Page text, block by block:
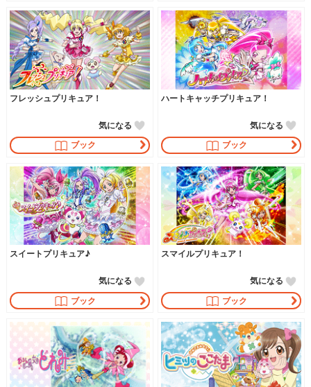
フレッシュプリキュア！
ブック
気になる
ハートキャッチプリキュア！
ブック
気になる
スイートプリキュア♪
ブック
気になる
スマイルプリキュア！
ブック
気になる